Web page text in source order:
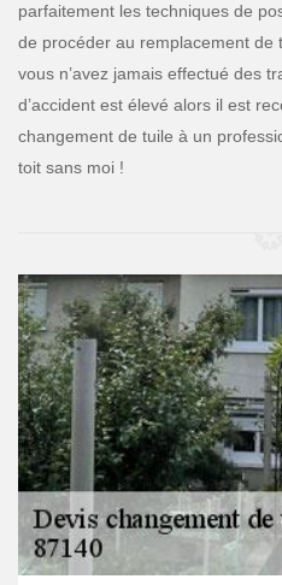
parfaitement les techniques de
de procéder au remplacement de
vous n’avez jamais effectué des
d’accident est élevé alors il est
changement de tuile à un
toit sans moi !